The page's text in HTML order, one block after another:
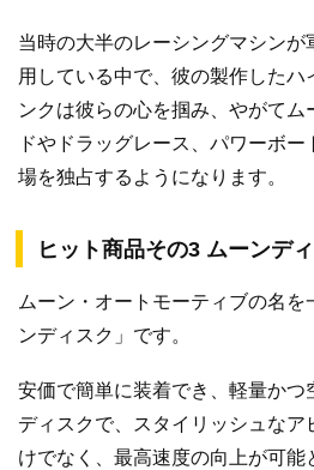
当時の大半のレーシングマシンが
用している中で、彼の製作したハ
ンクは彼らの心を掴み、やがてム
ドやドラッグレース、パワーボ
場を独占するようになります。
ヒット商品その3 ムーンデ
ムーン・オートモーティブの名を
ンディスク」です。
安価で簡単に装着でき、軽量かつ
ディスクで、スタイリッシュな
けでなく、最高速度の向上が可